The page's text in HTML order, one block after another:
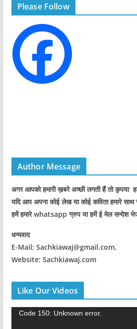
r
e
s
Please Follow
Author Message
अगर आपको हमारी ख़बरे अच्छी लगती हैं तो कृपया
यदि आप अपना कोई लेख या कोई कविता हमारे
हमें हमारे whatsapp ग्रुप या हमें ई मेल सन्देश
धन्यवाद
E-Mail: Sachkiawaj@gmail.com,
Website: Sachkiawaj.com
Like Our Videos
Code 150: Unknown error.